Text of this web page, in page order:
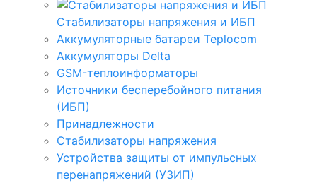
Стабилизаторы напряжения и ИБП
Аккумуляторные батареи Teplocom
Аккумуляторы Delta
GSM-теплоинформаторы
Источники бесперебойного питания
(ИБП)
Принадлежности
Стабилизаторы напряжения
Устройства защиты от импульсных
перенапряжений (УЗИП)